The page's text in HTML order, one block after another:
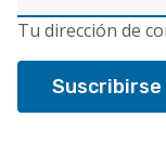
electrónico
Tu dirección de